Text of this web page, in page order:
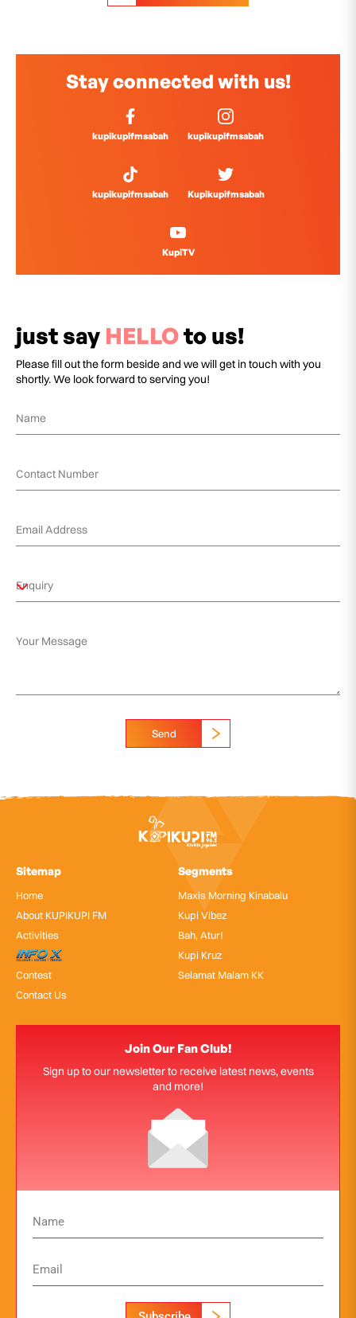
Stay connected with us!
kupikupifmsabah kupikupifmsabah
kupikupifmsabah Kupikupifmsabah
KupiTV
just say HELLOto us!
Please fill out the form beside and we will get in touch with you
shortly. We look forward to serving you!
Send
Sitemap
Home
About KUPIKUPI FM
Activities
InfoX
Contest
Contact Us
Segments
Maxis Morning Kinabalu
Kupi Vibez
Bah, Atur!
Kupi Kruz
Selamat Malam KK
Join Our Fan Club!
Sign up to our newsletter to receive latest news, events
and more!